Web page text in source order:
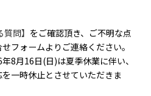
質問】 をご確認頂き、ご不明な点
フォームよりご連絡ください。
8月16日(日)は夏季休業に伴い、
一時休止とさせていただきま